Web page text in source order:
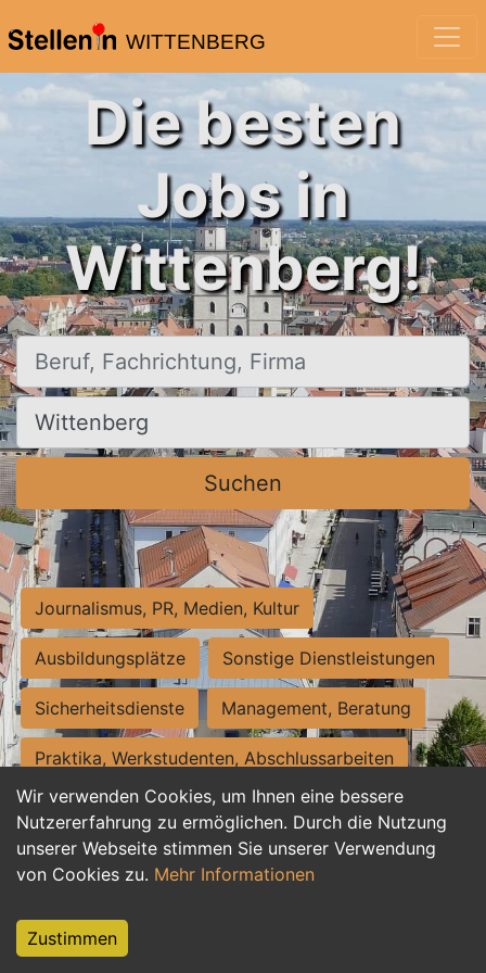
WITTENBERG
Wir verwenden Cookies, um Ihnen eine bessere
Nutzererfahrung zu ermöglichen. Durch die Nutzung
unserer Webseite stimmen Sie unserer Verwendung
von Cookies zu. Mehr Informationen
Zustimmen
Die besten
Jobs in
Wittenberg!
Beruf, Fachrichtung, Firma
Ort, Stadt
Suchen
Journalismus, PR, Medien, Kultur
Ausbildungsplätze Sonstige Dienstleistungen
Sicherheitsdienste Management, Beratung
Praktika, Werkstudenten, Abschlussarbeiten
Personalwesen Assistenz, Sekretariat
Hilfskräfte, Aushilfs- und Nebenjobs
Weiterbildung, Studium, duale Ausbildung